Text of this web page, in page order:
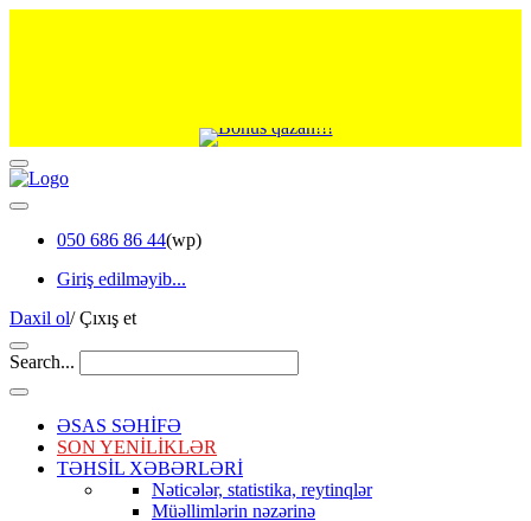
050 686 86 44(wp)
Giriş edilməyib...
Daxil ol/Çıxış et
Search...
ƏSAS SƏHİFƏ
SON YENİLİKLƏR
TƏHSİL XƏBƏRLƏRİ
Nəticələr, statistika, reytinqlər
Müəllimlərin nəzərinə